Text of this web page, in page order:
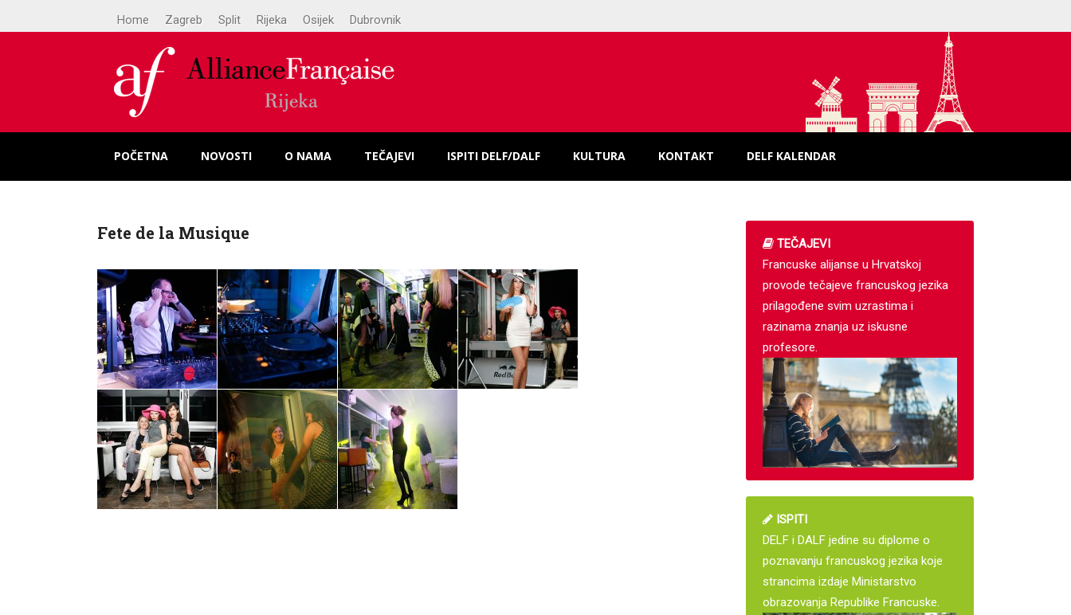
Home Zagreb Split Rijeka Osijek Dubrovnik
POČETNA NOVOSTI O NAMA TEČAJEVI ISPITI DELF/DALF KULTURA KONTAKT DELF KALENDAR
Fete de la Musique
TEČAJEVI
Francuske alijanse u Hrvatskoj
provode tečajeve francuskog jezika
prilagođene svim uzrastima i
razinama znanja uz iskusne
profesore.
ISPITI
DELF i DALF jedine su diplome o
poznavanju francuskog jezika koje
strancima izdaje Ministarstvo
obrazovanja Republike Francuske.